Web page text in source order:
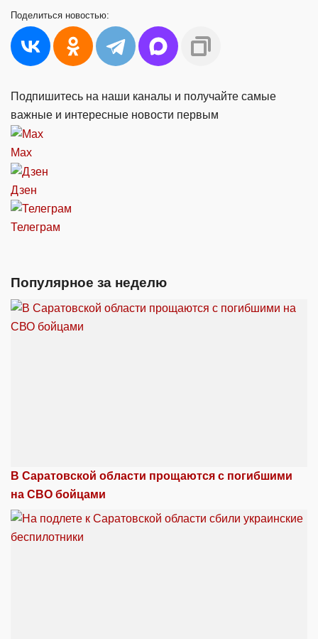
Поделиться новостью:
Подпишитесь на наши каналы и получайте самые
важные и интересные новости первым
Max
Дзен
Телеграм
Популярное за неделю
В Саратовской области прощаются с погибшими
на СВО бойцами